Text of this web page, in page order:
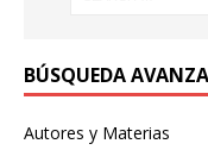
BÚSQUEDA
Autores y Materias